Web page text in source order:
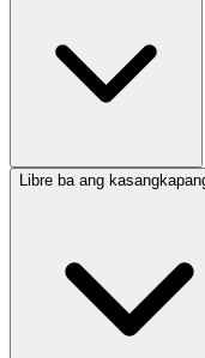
Libre ba ang